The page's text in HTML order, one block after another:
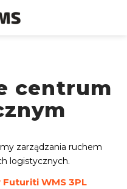
centrum
zarządzania ruchem
logistycznych.
WMS 3PL